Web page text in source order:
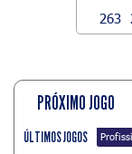
263
PRÓXIMO JOGO
ÚLTIMOS JOGOS